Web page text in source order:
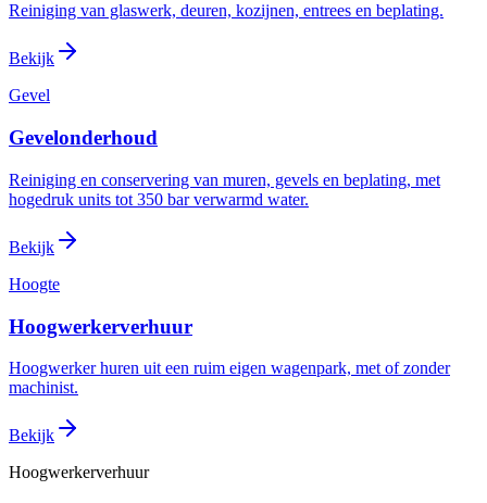
Reiniging van glaswerk, deuren, kozijnen, entrees en beplating.
Bekijk
Gevel
Gevelonderhoud
Reiniging en conservering van muren, gevels en beplating, met
hogedruk units tot 350 bar verwarmd water.
Bekijk
Hoogte
Hoogwerkerverhuur
Hoogwerker huren uit een ruim eigen wagenpark, met of zonder
machinist.
Bekijk
Hoogwerkerverhuur